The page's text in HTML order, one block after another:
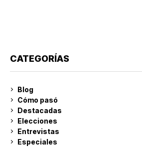
CATEGORÍAS
Blog
Cómo pasó
Destacadas
Elecciones
Entrevistas
Especiales